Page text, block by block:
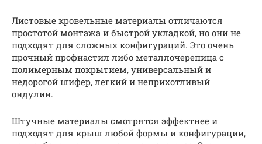
Листовые кровельные материалы отличаются
простотой монтажа и быстрой укладкой, но они не
подходят для сложных конфигураций. Это очень
прочный профнастил либо металлочерепица с
полимерным покрытием, универсальный и
недорогой шифер, легкий и неприхотливый
ондулин.
Штучные материалы смотрятся эффектнее и
подходят для крыш любой формы и конфигурации,